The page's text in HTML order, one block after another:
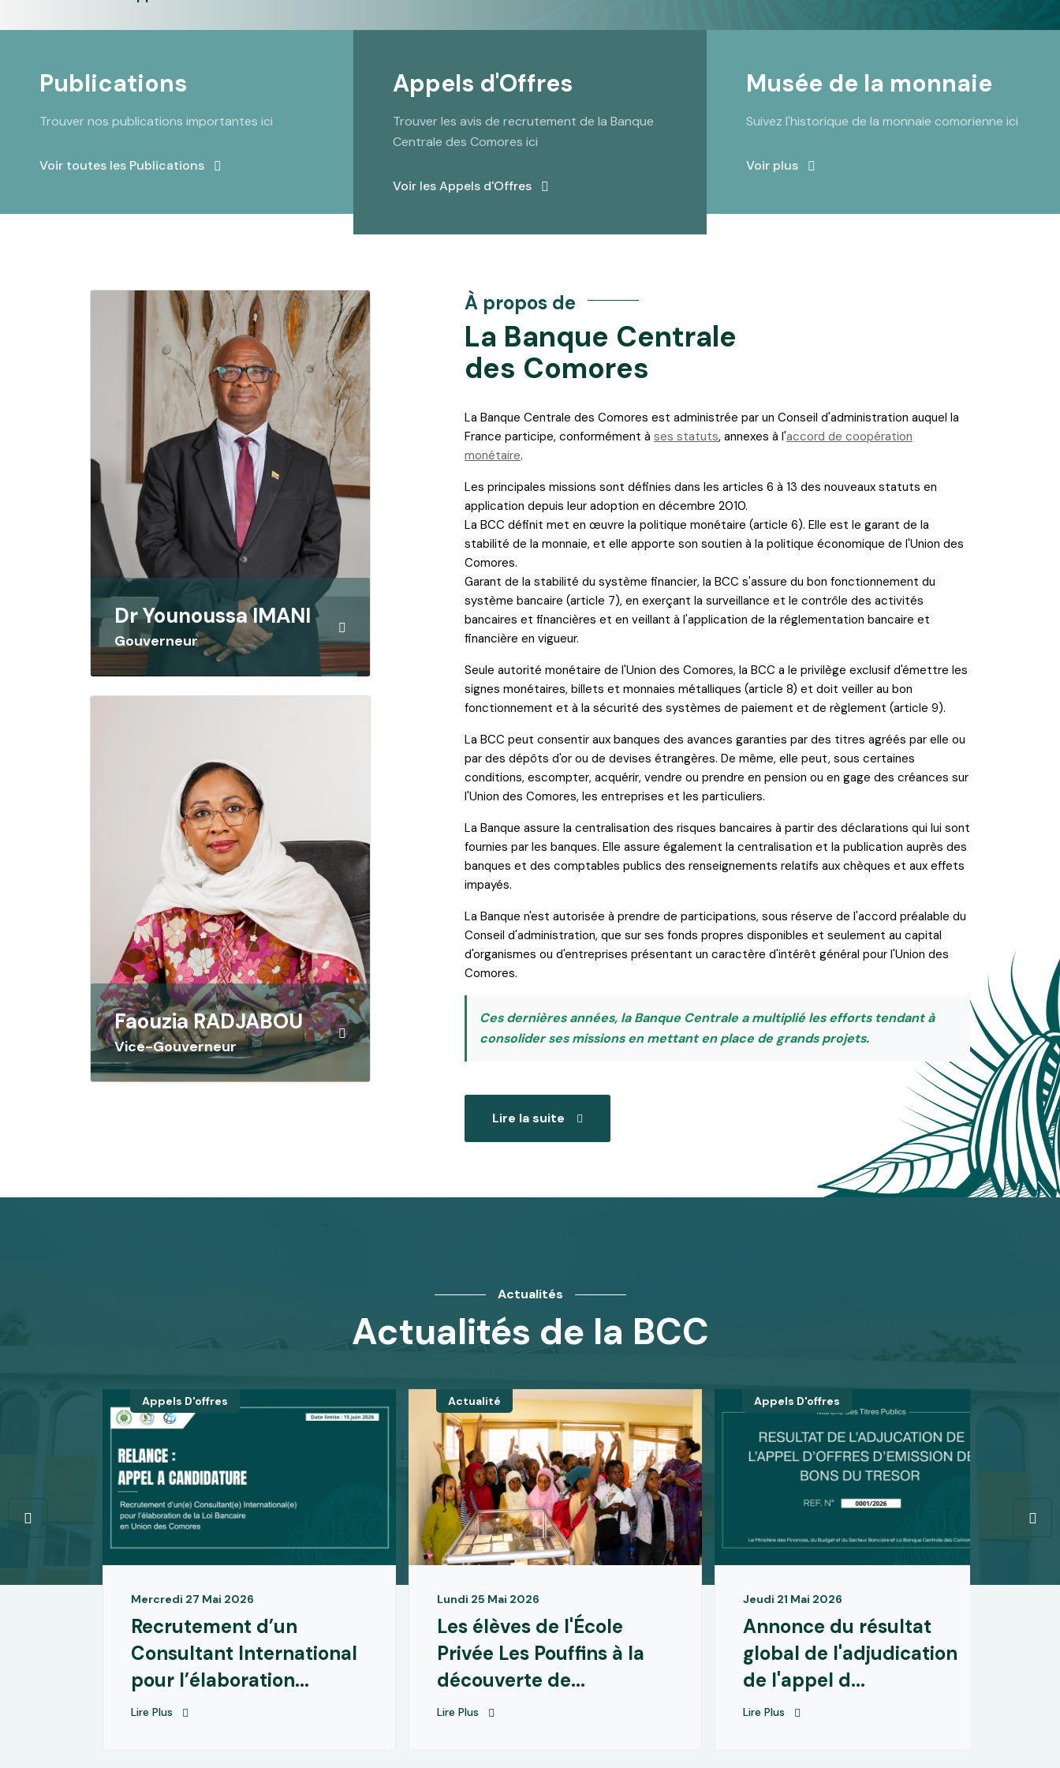
Publications
Trouver nos publications importantes ici
Voir toutes les Publications
Appels d'Offres
Trouver les avis de recrutement de la Banque
Centrale des Comores ici
Voir les Appels d'Offres
Musée de la monnaie
Suivez l'historique de la monnaie comorienne ici
Voir plus
Dr Younoussa IMANI
Gouverneur
Faouzia RADJABOU
Vice-Gouverneur
À propos de
La Banque Centrale
des Comores
La Banque Centrale des Comores est administrée par un Conseil d'administration auquel la
France participe, conformément à ses statuts, annexes à l'accord de coopération
monétaire.
Les principales missions sont définies dans les articles 6 à 13 des nouveaux statuts en
application depuis leur adoption en décembre 2010.
La BCC définit met en œuvre la politique monétaire (article 6). Elle est le garant de la
stabilité de la monnaie, et elle apporte son soutien à la politique économique de l'Union des
Comores.
Garant de la stabilité du système financier, la BCC s'assure du bon fonctionnement du
système bancaire (article 7), en exerçant la surveillance et le contrôle des activités
bancaires et financières et en veillant à l'application de la réglementation bancaire et
financière en vigueur.
Seule autorité monétaire de l'Union des Comores, la BCC a le privilège exclusif d'émettre les
signes monétaires, billets et monnaies métalliques (article 8) et doit veiller au bon
fonctionnement et à la sécurité des systèmes de paiement et de règlement (article 9).
La BCC peut consentir aux banques des avances garanties par des titres agréés par elle ou
par des dépôts d'or ou de devises étrangères. De même, elle peut, sous certaines
conditions, escompter, acquérir, vendre ou prendre en pension ou en gage des créances sur
l'Union des Comores, les entreprises et les particuliers.
La Banque assure la centralisation des risques bancaires à partir des déclarations qui lui sont
fournies par les banques. Elle assure également la centralisation et la publication auprès des
banques et des comptables publics des renseignements relatifs aux chèques et aux effets
impayés.
La Banque n'est autorisée à prendre de participations, sous réserve de l'accord préalable du
Conseil d'administration, que sur ses fonds propres disponibles et seulement au capital
d'organismes ou d'entreprises présentant un caractère d'intérêt général pour l'Union des
Comores.
Ces dernières années, la Banque Centrale a multiplié les efforts tendant à
consolider ses missions en mettant en place de grands projets.
Lire la suite
Actualités
Actualités de la BCC
Appels D'offres
Mercredi 27 Mai 2026
Recrutement d’un
Consultant International
pour l’élaboration...
Lire Plus
Actualité
Lundi 25 Mai 2026
Les élèves de l'École
Privée Les Pouffins à la
découverte de...
Lire Plus
Appels D'offres
Jeudi 21 Mai 2026
Annonce du résultat
global de l'adjudication
de l'appel d...
Lire Plus